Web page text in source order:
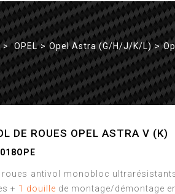
> OPEL > Opel Astra (G/H/J/K/L) >
DE ROUES OPEL ASTRA V (K)
roues antivol monobloc
+ 1 douille de montage/démontage